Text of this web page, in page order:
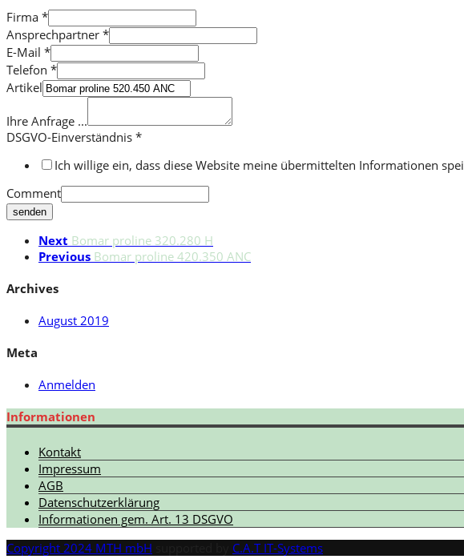
Firma *
Ansprechpartner *
E-Mail *
Telefon *
Artikel
Ihre Anfrage ...
DSGVO-Einverständnis *
Ich willige ein, dass diese Website meine übermittelten Informationen
Comment
senden
Next Bomar proline 320.280 H
Previous Bomar proline 420.350 ANC
Archives
August 2019
Meta
Anmelden
Informationen
Kontakt
Impressum
AGB
Datenschutzerklärung
Informationen gem. Art. 13 DSGVO
Copyright 2024 MTH mbH
C.A.T IT-Systems